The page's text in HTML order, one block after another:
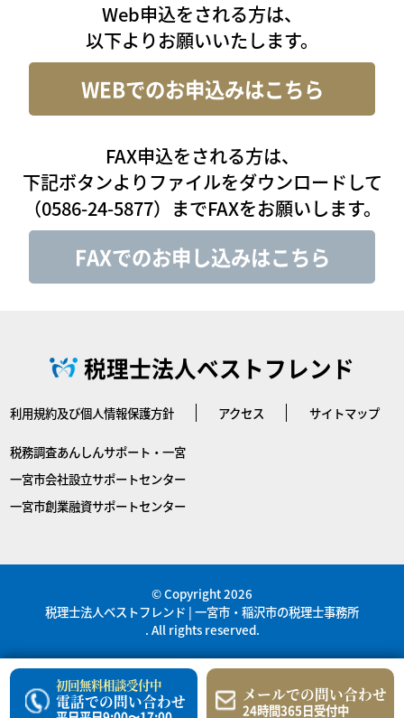
Web申込をされる方は、
以下よりお願いいたします。
WEBでのお申込みはこちら
FAX申込をされる方は、
下記ボタンよりファイルをダウンロードして
（0586-24-5877）までFAXをお願いします。
FAXでのお申し込みはこちら
税理士法人ベストフレンド
利用規約及び個人情報保護方針 アクセス サイトマップ
税務調査あんしんサポート・一宮
一宮市会社設立サポートセンター
一宮市創業融資サポートセンター
© Copyright 2026
税理士法人ベストフレンド | 一宮市・稲沢市の税理士事務所
. All rights reserved.
初回無料相談受付中
電話での問い合わせ メールでの問い合わせ
24時間365日受付中